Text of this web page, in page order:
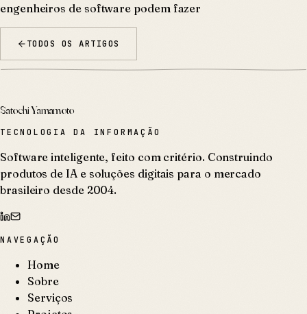
engenheiros de software podem fazer
TODOS OS ARTIGOS
Satochi Yamamoto
TECNOLOGIA DA INFORMAÇÃO
Software inteligente, feito com critério. Construindo
produtos de IA e soluções digitais para o mercado
brasileiro desde 2004.
NAVEGAÇÃO
Home
Sobre
Serviços